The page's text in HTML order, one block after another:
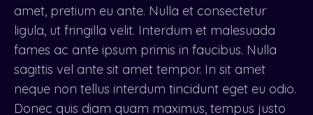
amet, pretium eu ante. Nulla et consectetur
ligula, ut fringilla velit. Interdum et malesuada
fames ac ante ipsum primis in faucibus. Nulla
sagittis vel ante sit amet tempor. In sit amet
neque non tellus interdum tincidunt eget eu odio.
Donec quis diam quam maximus, tempus justo